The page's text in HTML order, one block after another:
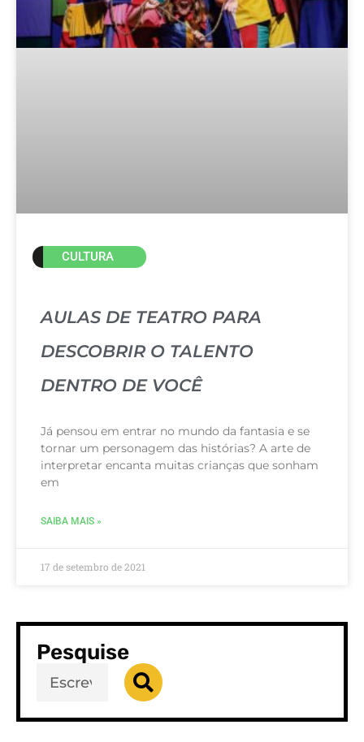
CULTURA
AULAS DE TEATRO PARA
DESCOBRIR O TALENTO
DENTRO DE VOCÊ
Já pensou em entrar no mundo da fantasia e se
tornar um personagem das histórias? A arte de
interpretar encanta muitas crianças que sonham
em
SAIBA MAIS »
17 de setembro de 2021
Pesquise